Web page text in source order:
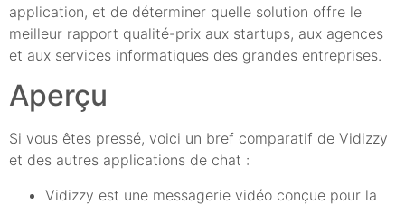
application, et de déterminer quelle solution offre le
meilleur rapport qualité-prix aux startups, aux agences
et aux services informatiques des grandes entreprises.
Aperçu
Si vous êtes pressé, voici un bref comparatif de Vidizzy
et des autres applications de chat :
Vidizzy est une messagerie vidéo conçue pour la